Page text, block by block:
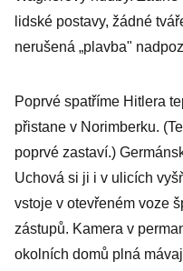
lidské postavy, žádné
nerušená „plavba"
Poprvé spatříme Hitlera
přistane v Norimberku.
poprvé zastaví.)
Uchová si ji i v ulicích
vstoje v otevřeném voze
zástupů. Kamera v
okolních domů plná